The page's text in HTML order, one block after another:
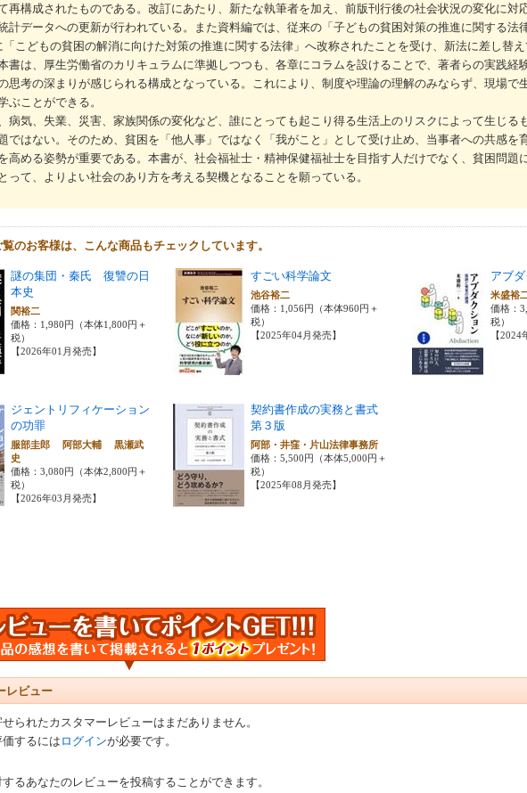
再構成されたものである。改訂にあたり、新たな執筆者を加え、前版刊行後の社会状況の変化に対
計データへの更新が行われている。また資料編では、従来の「子どもの貧困対策の推進に関する法
「こどもの貧困の解消に向けた対策の推進に関する法律」へ改称されたことを受け、新法に差し替え
書は、厚生労働省のカリキュラムに準拠しつつも、各章にコラムを設けることで、著者らの実践経
思考の深まりが感じられる構成となっている。これにより、制度や理論の理解のみならず、現場で
ぶことができる。
病気、失業、災害、家族関係の変化など、誰にとっても起こり得る生活上のリスクによって生じる
ではない。そのため、貧困を「他人事」ではなく「我がこと」として受け止め、当事者への共感を
高める姿勢が重要である。本書が、社会福祉士・精神保健福祉士を目指す人だけでなく、貧困問題
って、よりよい社会のあり方を考える契機となることを願っている。
のお客様は、こんな商品もチェックしています。
謎の集団・秦氏 復讐の日
本史
関裕二
価格：1,980円（本体1,800円＋
税）
【2026年01月発売】
すごい科学論文
池谷裕二
価格：1,056円（本体960円＋
税）
【2025年04月発売】
アブ
米盛裕
価格：
税）
【2024
ジェントリフィケーション
の功罪
服部圭郎 阿部大輔 黒瀬武
史
価格：3,080円（本体2,800円＋
税）
【2026年03月発売】
契約書作成の実務と書式
第３版
阿部・井窪・片山法律事務所
価格：5,500円（本体5,000円＋
税）
【2025年08月発売】
レビュー
られたカスタマーレビューはまだありません。
するにはログインが必要です。
るあなたのレビューを投稿することができます。